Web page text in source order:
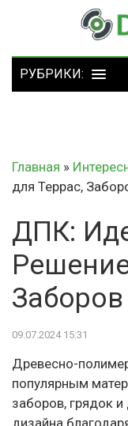
Главная »
для Террас,
ДПК:
09.07.2024 15:31
Древесно-
популярным
заборов, грядок
дизайна